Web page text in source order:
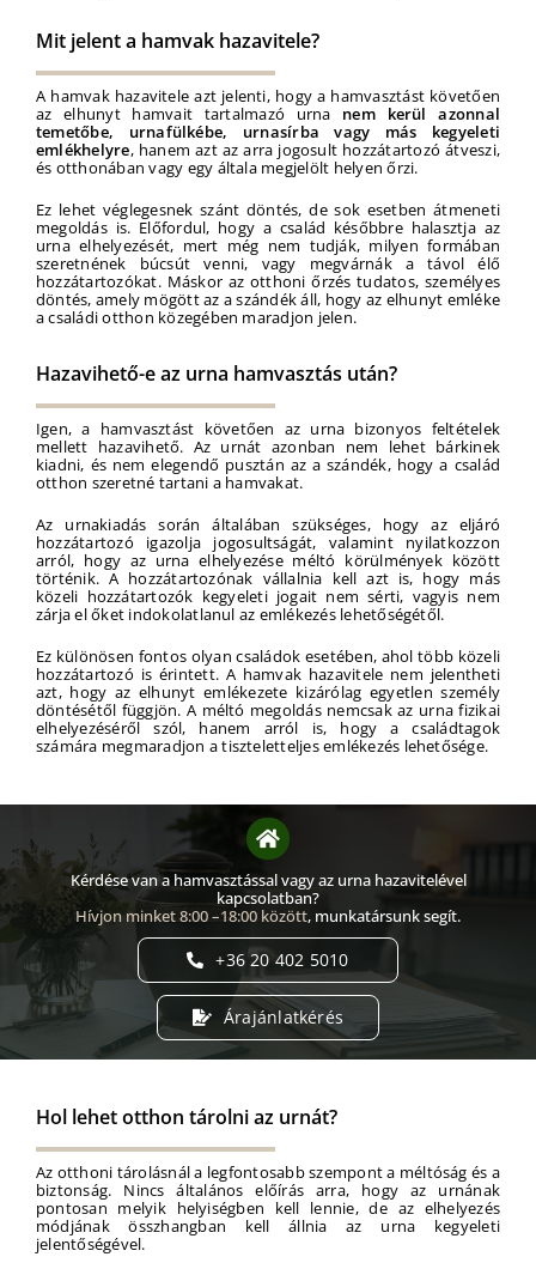
Mit jelent a hamvak hazavitele?
A hamvak hazavitele azt jelenti, hogy a hamvasztást követően
az elhunyt hamvait tartalmazó urna nem kerül azonnal
temetőbe, urnafülkébe, urnasírba vagy más kegyeleti
emlékhelyre, hanem azt az arra jogosult hozzátartozó átveszi,
és otthonában vagy egy általa megjelölt helyen őrzi.
Ez lehet véglegesnek szánt döntés, de sok esetben átmeneti
megoldás is. Előfordul, hogy a család későbbre halasztja az
urna elhelyezését, mert még nem tudják, milyen formában
szeretnének búcsút venni, vagy megvárnák a távol élő
hozzátartozókat. Máskor az otthoni őrzés tudatos, személyes
döntés, amely mögött az a szándék áll, hogy az elhunyt emléke
a családi otthon közegében maradjon jelen.
Hazavihető-e az urna hamvasztás után?
Igen, a hamvasztást követően az urna bizonyos feltételek
mellett hazavihető. Az urnát azonban nem lehet bárkinek
kiadni, és nem elegendő pusztán az a szándék, hogy a család
otthon szeretné tartani a hamvakat.
Az urnakiadás során általában szükséges, hogy az eljáró
hozzátartozó igazolja jogosultságát, valamint nyilatkozzon
arról, hogy az urna elhelyezése méltó körülmények között
történik. A hozzátartozónak vállalnia kell azt is, hogy más
közeli hozzátartozók kegyeleti jogait nem sérti, vagyis nem
zárja el őket indokolatlanul az emlékezés lehetőségétől.
Ez különösen fontos olyan családok esetében, ahol több közeli
hozzátartozó is érintett. A hamvak hazavitele nem jelentheti
azt, hogy az elhunyt emlékezete kizárólag egyetlen személy
döntésétől függjön. A méltó megoldás nemcsak az urna fizikai
elhelyezéséről szól, hanem arról is, hogy a családtagok
számára megmaradjon a tiszteletteljes emlékezés lehetősége.
Kérdése van a hamvasztással vagy az urna hazavitelével
kapcsolatban?
Hívjon minket 8:00 –18:00 között, munkatársunk segít.
+36 20 402 5010
Árajánlatkérés
Hol lehet otthon tárolni az urnát?
Az otthoni tárolásnál a legfontosabb szempont a méltóság és a
biztonság. Nincs általános előírás arra, hogy az urnának
pontosan melyik helyiségben kell lennie, de az elhelyezés
módjának összhangban kell állnia az urna kegyeleti
jelentőségével.